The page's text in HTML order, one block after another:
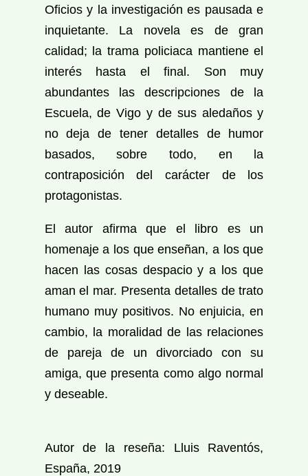
Oficios y la investigación es pausada e
inquietante. La novela es de gran
calidad; la trama policiaca mantiene el
interés hasta el final. Son muy
abundantes las descripciones de la
Escuela, de Vigo y de sus aledaños y
no deja de tener detalles de humor
basados, sobre todo, en la
contraposición del carácter de los
protagonistas.
El autor afirma que el libro es un
homenaje a los que enseñan, a los que
hacen las cosas despacio y a los que
aman el mar. Presenta detalles de trato
humano muy positivos. No enjuicia, en
cambio, la moralidad de las relaciones
de pareja de un divorciado con su
amiga, que presenta como algo normal
y deseable.
Autor de la reseña: Lluis Raventós,
España, 2019